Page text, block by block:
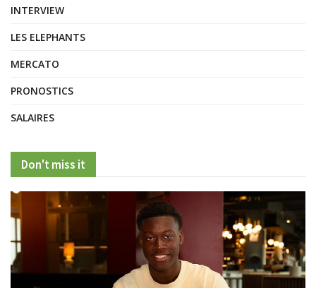
INTERVIEW
LES ELEPHANTS
MERCATO
PRONOSTICS
SALAIRES
Don't miss it